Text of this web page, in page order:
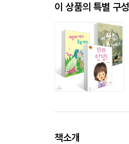
이 상품의 특별 구성
책소개